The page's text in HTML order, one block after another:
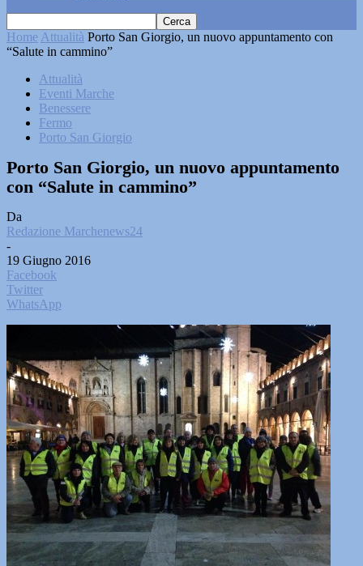
Home Attualità Porto San Giorgio, un nuovo appuntamento con
“Salute in cammino”
Attualità
Eventi Marche
Benessere
Fermo
Porto San Giorgio
Porto San Giorgio, un nuovo appuntamento
con “Salute in cammino”
Da
Redazione Marchenews24
-
19 Giugno 2016
Facebook
Twitter
WhatsApp